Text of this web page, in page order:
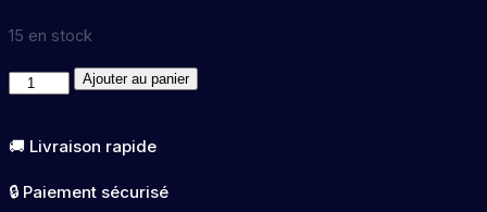
15 en stock
quantité
Wood
/kg
Ajouter au panier
🚚 Livraison rapide
🔒 Paiement sécurisé